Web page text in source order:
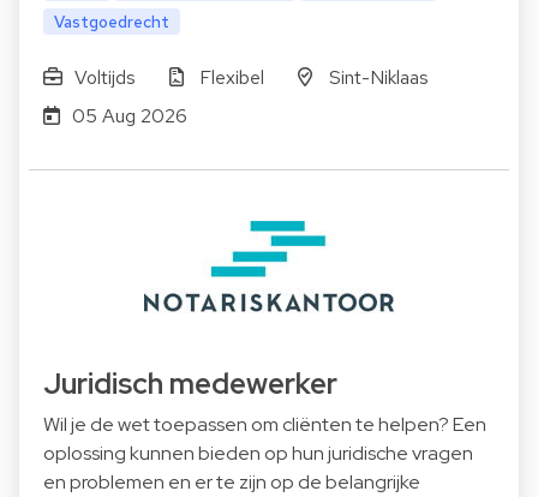
Vastgoedrecht
Voltijds Flexibel
Sint-Niklaas
05 Aug 2026
Juridisch medewerker
Wil je de wet toepassen om cliënten te helpen? Een
oplossing kunnen bieden op hun juridische vragen
en problemen en er te zijn op de belangrijke